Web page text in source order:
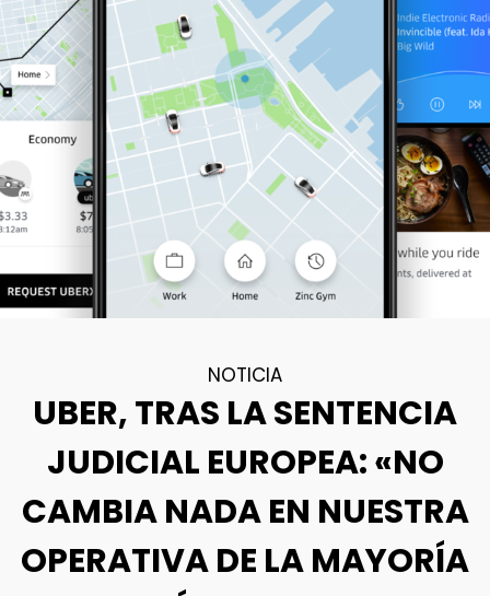
NOTICIA
UBER, TRAS LA SENTENCIA
JUDICIAL EUROPEA: «NO
CAMBIA NADA EN NUESTRA
OPERATIVA DE LA MAYORÍA